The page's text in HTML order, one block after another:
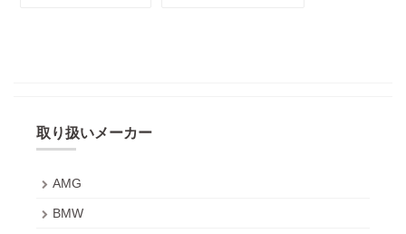
取り扱いメーカー
AMG
BMW